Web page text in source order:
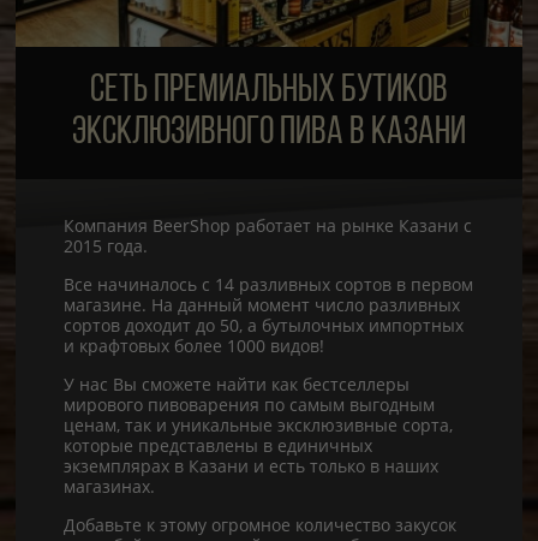
СЕТЬ ПРЕМИАЛЬНЫХ БУТИКОВ
ЭКСКЛЮЗИВНОГО ПИВА В КАЗАНИ
Компания BeerShop работает на рынке Казани с
2015 года.
Все начиналось с 14 разливных сортов в первом
магазине. На данный момент число разливных
сортов доходит до 50, а бутылочных импортных
и крафтовых более 1000 видов!
У нас Вы сможете найти как бестселлеры
мирового пивоварения по самым выгодным
ценам, так и уникальные эксклюзивные сорта,
которые представлены в единичных
экземплярах в Казани и есть только в наших
магазинах.
Добавьте к этому огромное количество закусок